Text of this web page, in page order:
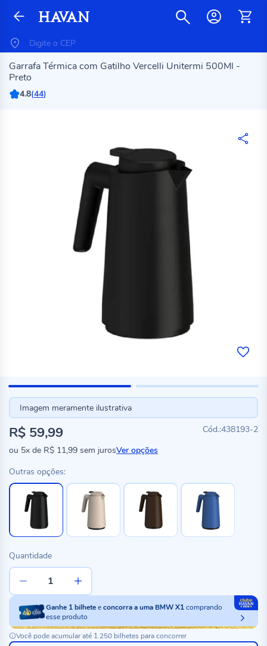
Garrafa Térmica com Gatilho Vercelli Unitermi 500Ml -
Preto
4.8(44)
Imagem meramente ilustrativa
438193-2
R$ 59,99
ou 5x de R$ 11,99 sem jurosVer opções
Outras opções:
Quantidade
Ganhe 1bilheteeconcorra a uma BMW X1comprando
esse produto
Você pode acumular até 1.250 bilhetes para concorrer